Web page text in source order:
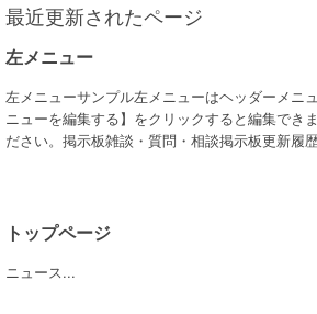
最近更新されたページ
左メニュー
左メニューサンプル左メニューはヘッダーメニ
ニューを編集する】をクリックすると編集でき
ださい。掲示板雑談・質問・相談掲示板更新履
トップページ
ニュース...